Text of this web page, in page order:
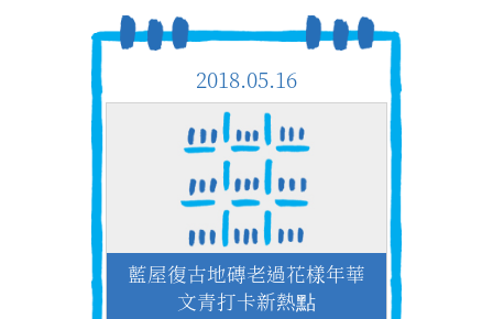
2018.05.16
藍屋復古地磚老過花樣年華
文青打卡新熱點